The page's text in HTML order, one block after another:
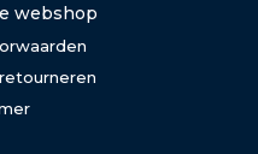
webshop